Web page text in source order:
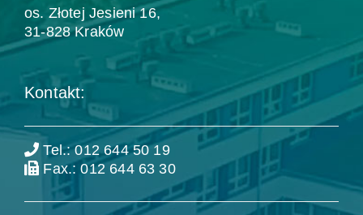
os. Złotej Jesieni 16,
31-828 Kraków
Kontakt:
Tel.: 012 644 50 19
Fax.: 012 644 63 30